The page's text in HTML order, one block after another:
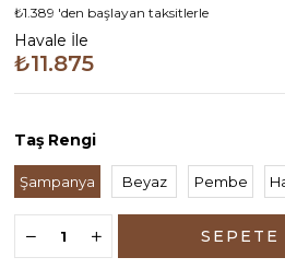
₺1.389 'den başlayan taksitlerle
Havale İle
₺11.875
Taş Rengi
Şampanya Beyaz Pembe